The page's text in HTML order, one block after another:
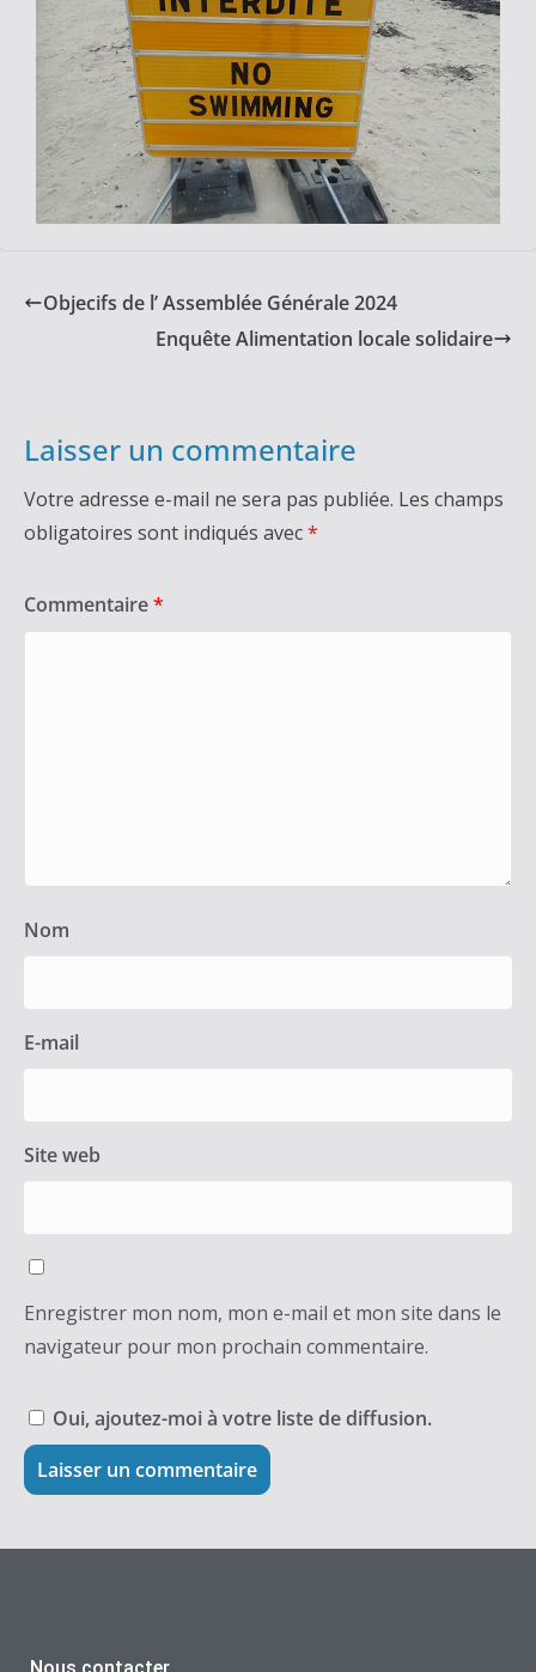
Objecifs de l’ Assemblée Générale 2024
Enquête Alimentation locale solidaire
Laisser un commentaire
Votre adresse e-mail ne sera pas publiée. Les champs
obligatoires sont indiqués avec*
Commentaire*
Nom
E-mail
Site web
Enregistrer mon nom, mon e-mail et mon site dans le
navigateur pour mon prochain commentaire.
Oui, ajoutez-moi à votre liste de diffusion.